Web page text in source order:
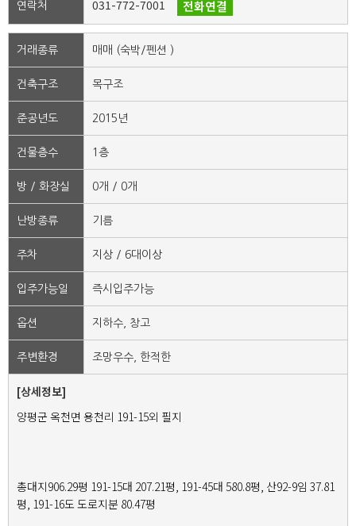
연락처 031-772-7001 전화연결
거래종류 매매 (숙박/펜션 )
건축구조 목구조
준공년도 2015년
건물층수 1층
방 / 화장실 0개 / 0개
난방종류 기름
주차 지상 / 6대이상
입주가능일 즉시입주가능
옵션 지하수, 창고
주변환경 조망우수, 한적한
[상세정보]
양평군 옥천면 용천리 191-15외 필지
총대지906.29평 191-15대 207.21평, 191-45대 580.8평, 산92-9임 37.81
평, 191-16도 도로지분 80.47평